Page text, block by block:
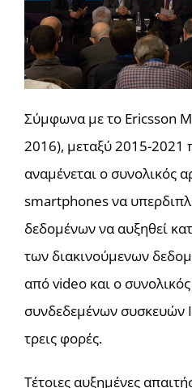
Σύμφωνα με το Ericsson
2016), μεταξύ 2015-2021
αναμένεται ο συνολικός
smartphones να
δεδομένων να αυξηθεί
των διακινούμενων
από video και ο
συνδεδεμένων συσκευών
τρεις φορές.
Τέτοιες αυξημένες